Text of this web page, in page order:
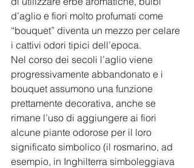
d’aglio e fiori molto profumati come
“bouquet” diventa un mezzo per celare
i cattivi odori tipici dell’epoca.
Nel corso dei secoli l’aglio viene
progressivamente abbandonato e i
bouquet assumono una funzione
prettamente decorativa, anche se
rimane l’uso di aggiungere ai fiori
alcune piante odorose per il loro
significato simbolico (il rosmarino, ad
esempio, in Inghilterra simboleggiava